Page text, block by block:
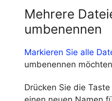
Mehrere
umbenennen
Markieren Sie alle
umbenennen
Drücken Sie die Taste